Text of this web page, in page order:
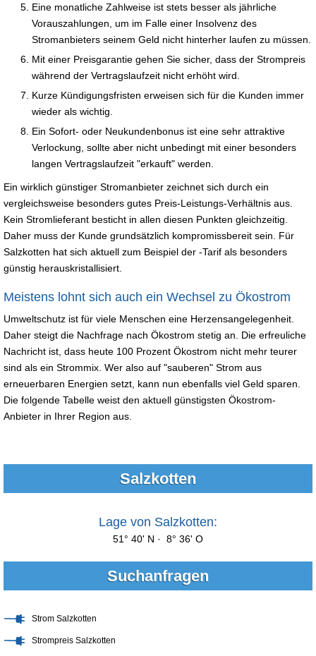
Eine monatliche Zahlweise ist stets besser als jährliche
Vorauszahlungen, um im Falle einer Insolvenz des
Stromanbieters seinem Geld nicht hinterher laufen zu müssen.
Mit einer Preisgarantie gehen Sie sicher, dass der Strompreis
während der Vertragslaufzeit nicht erhöht wird.
Kurze Kündigungsfristen erweisen sich für die Kunden immer
wieder als wichtig.
Ein Sofort- oder Neukundenbonus ist eine sehr attraktive
Verlockung, sollte aber nicht unbedingt mit einer besonders
langen Vertragslaufzeit "erkauft" werden.
Ein wirklich günstiger Stromanbieter zeichnet sich durch ein
vergleichsweise besonders gutes Preis-Leistungs-Verhältnis aus.
Kein Stromlieferant besticht in allen diesen Punkten gleichzeitig.
Daher muss der Kunde grundsätzlich kompromissbereit sein. Für
Salzkotten hat sich aktuell zum Beispiel der -Tarif als besonders
günstig herauskristallisiert.
Meistens lohnt sich auch ein Wechsel zu Ökostrom
Umweltschutz ist für viele Menschen eine Herzensangelegenheit.
Daher steigt die Nachfrage nach Ökostrom stetig an. Die erfreuliche
Nachricht ist, dass heute 100 Prozent Ökostrom nicht mehr teurer
sind als ein Strommix. Wer also auf "sauberen" Strom aus
erneuerbaren Energien setzt, kann nun ebenfalls viel Geld sparen.
Die folgende Tabelle weist den aktuell günstigsten Ökostrom-
Anbieter in Ihrer Region aus.
Salzkotten
Lage von Salzkotten:
51° 40' N · 8° 36' O
Suchanfragen
Strom Salzkotten
Strompreis Salzkotten